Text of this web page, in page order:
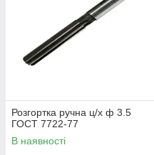
Розгортка ручна ц/х ф 3.5
ГОСТ 7722-77
В наявності